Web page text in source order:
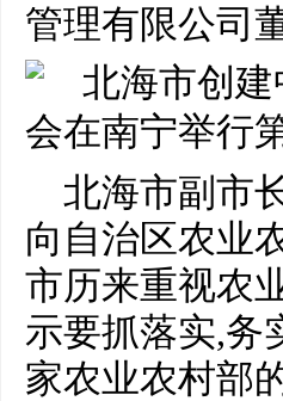
管理有限公司
北海市副市
向自治区农业
市历来重视农
示要抓落实,务
家农业农村部